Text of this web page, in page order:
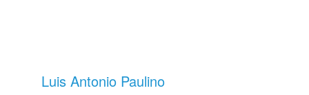
Luis Antonio Paulino